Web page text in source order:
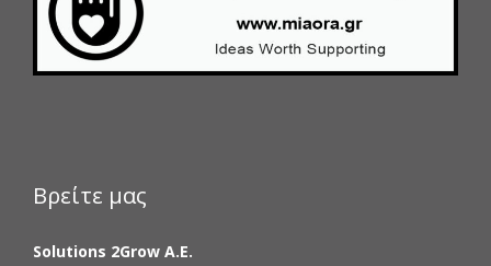
Βρείτε μας
Solutions 2Grow Α.Ε.